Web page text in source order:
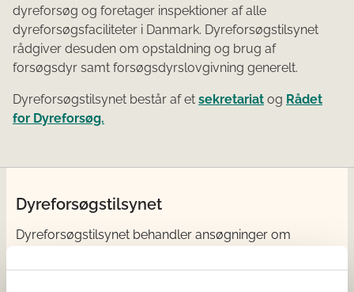
dyreforsøg og foretager inspektioner af alle
dyreforsøgsfaciliteter i Danmark. Dyreforsøgstilsynet
rådgiver desuden om opstaldning og brug af
forsøgsdyr samt forsøgsdyrslovgivning generelt.
Dyreforsøgstilsynet består af et sekretariat og Rådet
for Dyreforsøg.
Dyreforsøgstilsynet
Dyreforsøgstilsynet behandler ansøgninger om
dyreforsøgsfaciliteter i Danmark. Dyreforsøgstilsynet